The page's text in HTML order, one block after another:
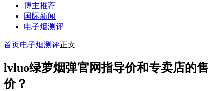
博主推荐
国际新闻
电子烟测评
首页电子烟测评正文
lvluo绿萝烟弹官网指导价和专卖店的售
价？